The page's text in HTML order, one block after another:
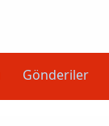
Gönderiler